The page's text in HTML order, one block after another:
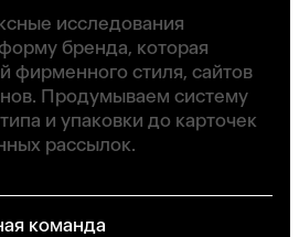
исследования
бренда, которая
фирменного стиля, сайтов
Продумываем систему
и упаковки до карточек
рассылок.
команда